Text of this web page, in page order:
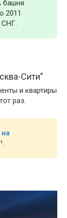
башня
2011
СНГ.
Сити”
и квартиры
раз.
¹.